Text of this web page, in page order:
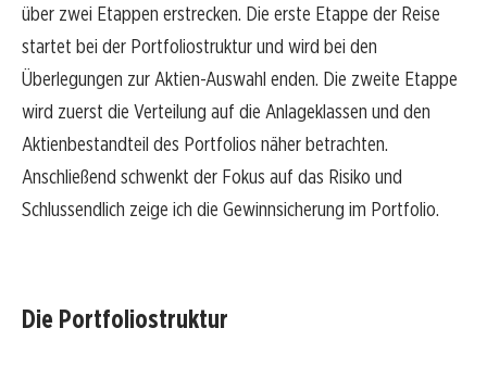
über zwei Etappen erstrecken. Die erste Etappe der Reise
startet bei der Portfoliostruktur und wird bei den
Überlegungen zur Aktien-Auswahl enden. Die zweite Etappe
wird zuerst die Verteilung auf die Anlageklassen und den
Aktienbestandteil des Portfolios näher betrachten.
Anschließend schwenkt der Fokus auf das Risiko und
Schlussendlich zeige ich die Gewinnsicherung im Portfolio.
Die Portfoliostruktur